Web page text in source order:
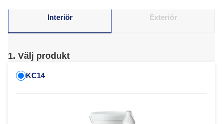
Interiör Exteriör
1. Välj produkt
KC14